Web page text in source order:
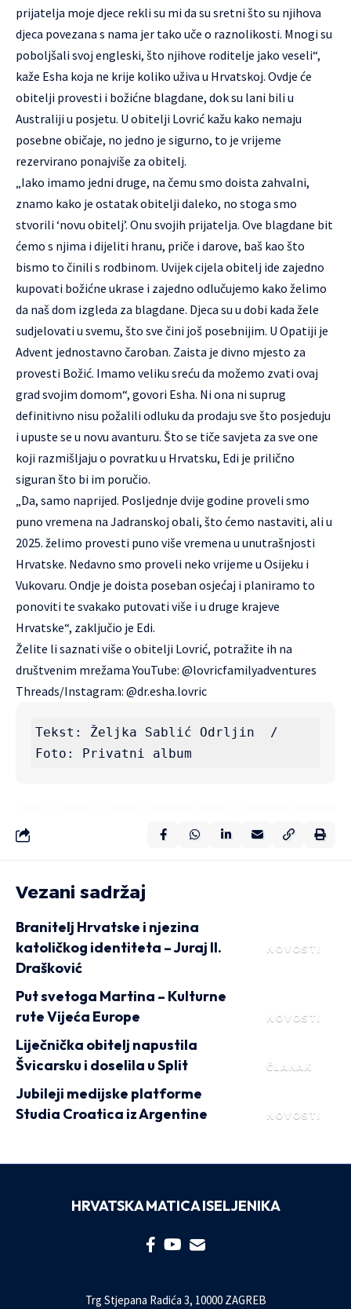
prijatelja moje djece rekli su mi da su sretni što su njihova
djeca povezana s nama jer tako uče o raznolikosti. Mnogi su
poboljšali svoj engleski, što njihove roditelje jako veseli“,
kaže Esha koja ne krije koliko uživa u Hrvatskoj. Ovdje će
obitelji provesti i božićne blagdane, dok su lani bili u
Australiji u posjetu. U obitelji Lovrić kažu kako nemaju
posebne običaje, no jedno je sigurno, to je vrijeme
rezervirano ponajviše za obitelj.
„Iako imamo jedni druge, na čemu smo doista zahvalni,
znamo kako je ostatak obitelji daleko, no stoga smo
stvorili ‘novu obitelj’. Onu svojih prijatelja. Ove blagdane bit
ćemo s njima i dijeliti hranu, priče i darove, baš kao što
bismo to činili s rodbinom. Uvijek cijela obitelj ide zajedno
kupovati božićne ukrase i zajedno odlučujemo kako želimo
da naš dom izgleda za blagdane. Djeca su u dobi kada žele
sudjelovati u svemu, što sve čini još posebnijim. U Opatiji je
Advent jednostavno čaroban. Zaista je divno mjesto za
provesti Božić. Imamo veliku sreću da možemo zvati ovaj
grad svojim domom“, govori Esha. Ni ona ni suprug
definitivno nisu požalili odluku da prodaju sve što posjeduju
i upuste se u novu avanturu. Što se tiče savjeta za sve one
koji razmišljaju o povratku u Hrvatsku, Edi je prilično
siguran što bi im poručio.
„Da, samo naprijed. Posljednje dvije godine proveli smo
puno vremena na Jadranskoj obali, što ćemo nastaviti, ali u
2025. želimo provesti puno više vremena u unutrašnjosti
Hrvatske. Nedavno smo proveli neko vrijeme u Osijeku i
Vukovaru. Ondje je doista poseban osjećaj i planiramo to
ponoviti te svakako putovati više i u druge krajeve
Hrvatske“, zaključio je Edi.
Želite li saznati više o obitelji Lovrić, potražite ih na
društvenim mrežama YouTube: @lovricfamilyadventures
Threads/Instagram: @dr.esha.lovric
Tekst: Željka Sablić Odrljin  /
Foto: Privatni album
Vezani sadržaj
NOVOSTI
Branitelj Hrvatske i njezina
katoličkog identiteta – Juraj II.
Drašković
NOVOSTI
Put svetoga Martina – Kulturne
rute Vijeća Europe
ČLANAK
Liječnička obitelj napustila
Švicarsku i doselila u Split
NOVOSTI
Jubileji medijske platforme
Studia Croatica iz Argentine
HRVATSKA MATICA ISELJENIKA
Trg Stjepana Radića 3, 10000 ZAGREB